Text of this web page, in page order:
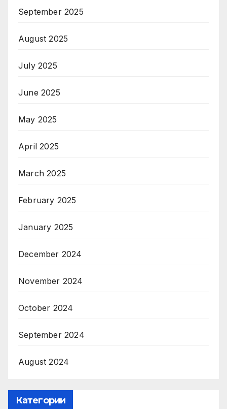
September 2025
August 2025
July 2025
June 2025
May 2025
April 2025
March 2025
February 2025
January 2025
December 2024
November 2024
October 2024
September 2024
August 2024
Категории